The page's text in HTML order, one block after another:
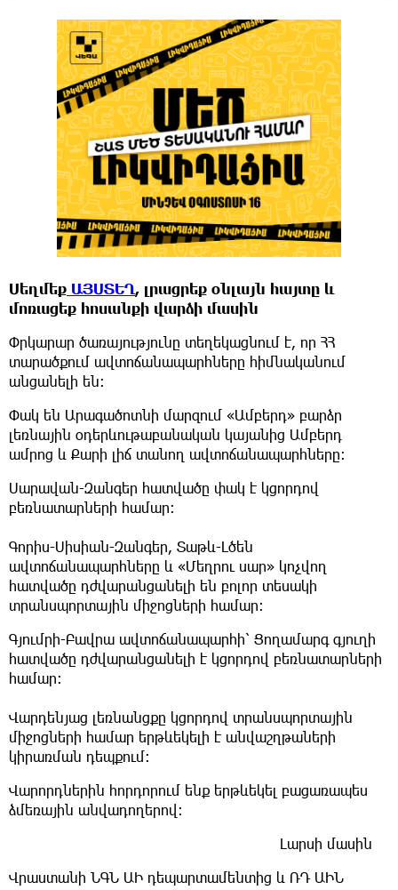
Սեղմեք ԱՅՍՏԵՂ, լրացրեք օնլայն հայտը և
մոռացեք հոսանքի վարձի մասին
Փրկարար ծառայությունը տեղեկացնում է, որ ՀՀ
տարածքում ավտոճանապարհները հիմնականում
անցանելի են:
Փակ են Արագածոտնի մարզում «Ամբերդ» բարձր
լեռնային օդերևութաբանական կայանից Ամբերդ
ամրոց և Քարի լիճ տանող ավտոճանապարհները։
Սարավան-Զանգեր հատվածը փակ է կցորդով
բեռնատարների համար։
Գորիս-Սիսիան-Զանգեր, Տաթև-Լծեն
ավտոճանապարհները և «Մեղրու սար» կոչվող
հատվածը դժվարանցանելի են բոլոր տեսակի
տրանսպորտային միջոցների համար։
Գյումրի-Բավրա ավտոճանապարհի՝ Ցողամարգ գյուղի
հատվածը դժվարանցանելի է կցորդով բեռնատարների
համար։
Վարդենյաց լեռնանցքը կցորդով տրանսպորտային
միջոցների համար երթևեկելի է անվաշղթաների
կիրառման դեպքում։
Վարորդներին հորդորում ենք երթևեկել բացառապես
ձմեռային անվադողերով։
Լարսի մասին
Վրաստանի ՆԳՆ ԱԻ դեպարտամենտից և ՌԴ ԱԻՆ